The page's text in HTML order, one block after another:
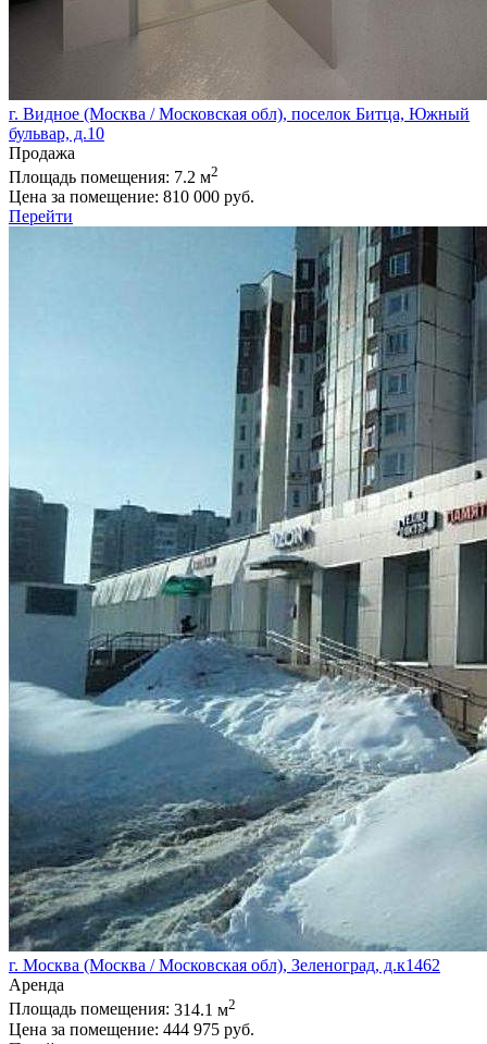
г. Видное (Москва / Московская обл), поселок Битца, Южный
бульвар, д.10
Продажа
Площадь помещения: 7.2 м2
Цена за помещение: 810 000 руб.
Перейти
г. Москва (Москва / Московская обл), Зеленоград, д.к1462
Аренда
Площадь помещения: 314.1 м2
Цена за помещение: 444 975 руб.